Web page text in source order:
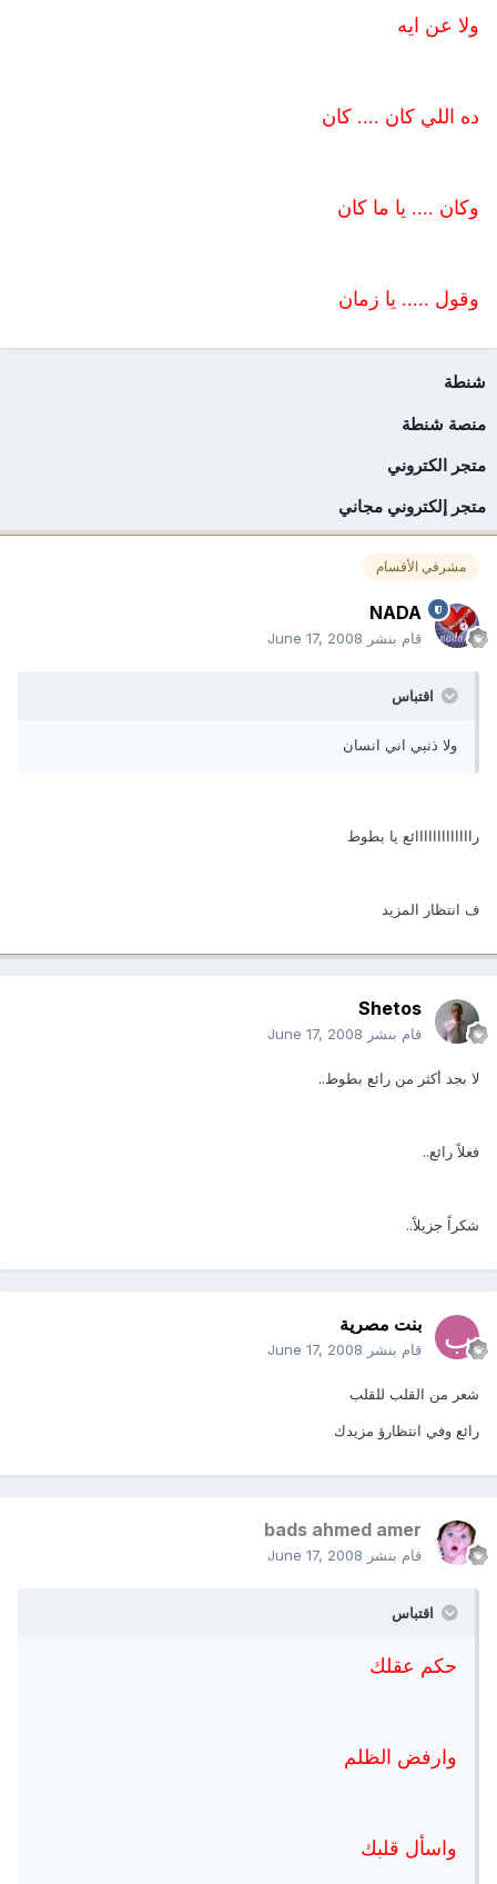
ولا عن ايه
ده اللي كان .... كان
وكان .... يا ما كان
وقول ..... يا زمان
شنطة
منصة شنطة
متجر الكتروني
متجر إلكتروني مجاني
مشرفي الأقسام
NADA
قام بنشر June 17, 2008
اقتباس
ولا ذنبي اني انسان
رااااااااااااائع يا بطوط
ف انتظار المزيد
Shetos
قام بنشر June 17, 2008
لا بجد أكثر من رائع بطوط..
فعلاً رائع..
شكراً جزيلاً..
بنت مصرية
قام بنشر June 17, 2008
شعر من القلب للقلب
رائع وفي انتظارؤ مزيدك
bads ahmed amer
قام بنشر June 17, 2008
اقتباس
حكم عقلك
وارفض الظلم
واسأل قلبك